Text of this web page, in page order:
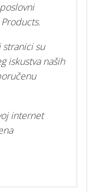
su
iskustva naših
internet